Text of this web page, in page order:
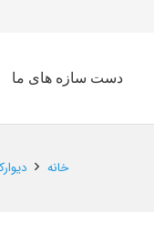
دست سازه های ما
خانه